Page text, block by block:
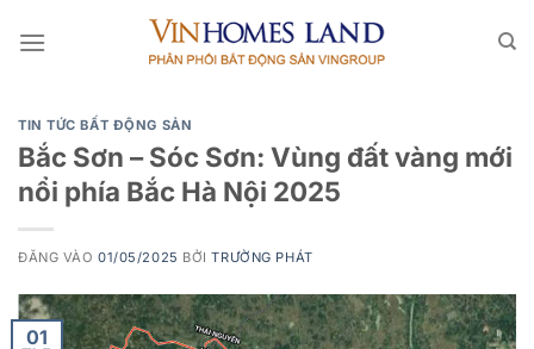
qua
TIN TỨC BẤT ĐỘNG SẢN
Bắc Sơn – Sóc Sơn: Vùng đất vàng mới
nổi phía Bắc Hà Nội 2025
ĐĂNG VÀO01/05/2025 BỞITRƯỜNG PHÁT
01